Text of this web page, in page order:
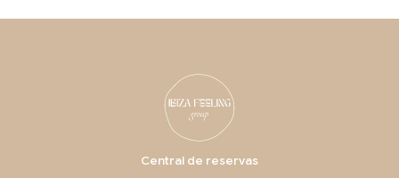
Central de reservas